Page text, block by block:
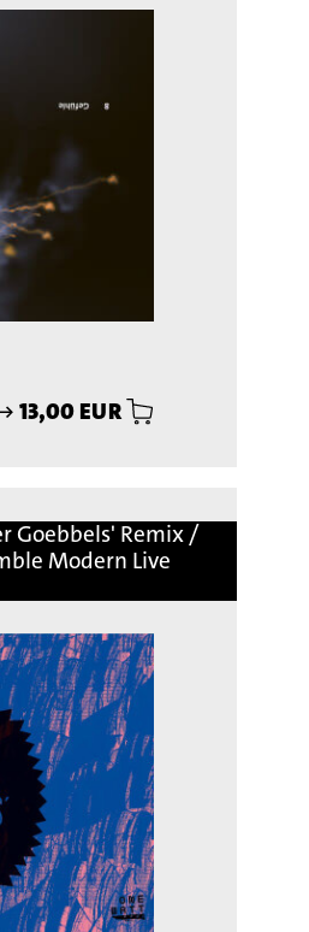
13,00 EUR
Goebbels' Remix /
Modern Live